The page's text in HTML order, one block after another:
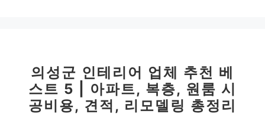
의성군 인테리어 업체 추천 베
스트 5 | 아파트, 복층, 원룸 시
공비용, 견적, 리모델링 총정리